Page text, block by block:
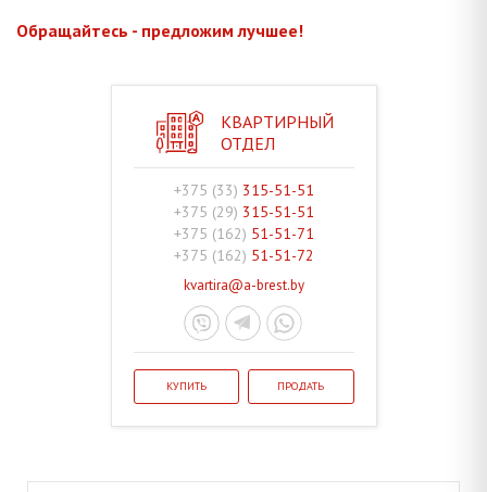
Обращайтесь - предложим лучшее!
КВАРТИРНЫЙ
ОТДЕЛ
+375 (33) 315-51-51
+375 (29) 315-51-51
+375 (162) 51-51-71
+375 (162) 51-51-72
kvartira@a-brest.by
КУПИТЬ ПРОДАТЬ